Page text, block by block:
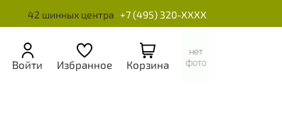
42 шинных центра +7 (495) 320-XXXX
Войти Избранное Корзина